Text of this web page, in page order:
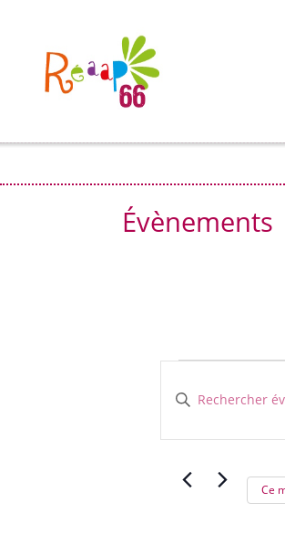
Évènements
Recherche
et
navigation
de
Évènements
Saisir
clé.
Rechercher
Ce